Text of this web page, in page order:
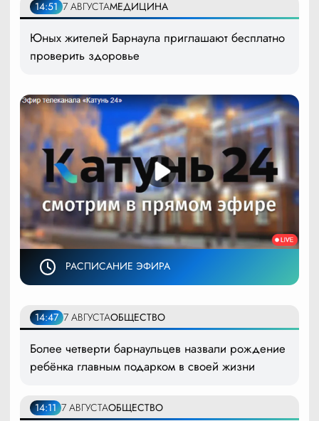
14:51 7 АВГУСТАМЕДИЦИНА
Юных жителей Барнаула приглашают бесплатно
проверить здоровье
РАСПИСАНИЕ ЭФИРА
14:47 7 АВГУСТАОБЩЕСТВО
Более четверти барнаульцев назвали рождение
ребёнка главным подарком в своей жизни
14:11 7 АВГУСТАОБЩЕСТВО